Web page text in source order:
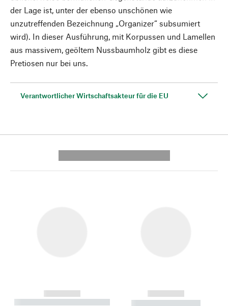
der Lage ist, unter der ebenso unschönen wie
unzutreffenden Bezeichnung „Organizer“ subsumiert
wird). In dieser Ausführung, mit Korpussen und Lamellen
aus massivem, geöltem Nussbaumholz gibt es diese
Pretiosen nur bei uns.
Verantwortlicher Wirtschaftsakteur für die EU
------------
----------- ----------- --------
------------
----------- -----------